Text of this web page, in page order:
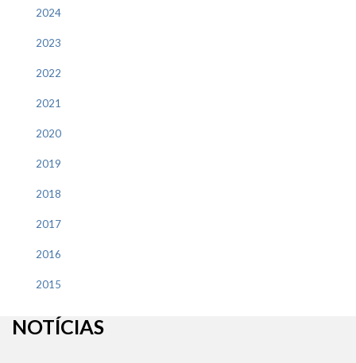
2024
2023
2022
2021
2020
2019
2018
2017
2016
2015
NOTÍCIAS